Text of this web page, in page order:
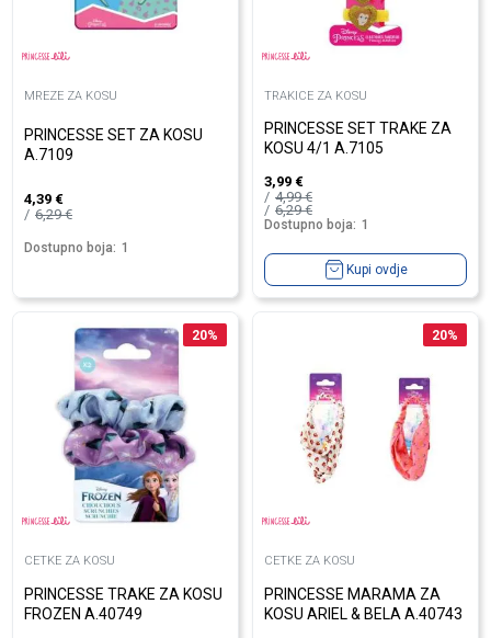
MREZE ZA KOSU
PRINCESSE SET ZA KOSU
A.7109
4,39 €
6,29€
Dostupno boja: 1
TRAKICE ZA KOSU
PRINCESSE SET TRAKE ZA
KOSU 4/1 A.7105
3,99 €
4,99€
6,29€
Dostupno boja: 1
Kupi ovdje
20%
CETKE ZA KOSU
PRINCESSE TRAKE ZA KOSU
FROZEN A.40749
20%
CETKE ZA KOSU
PRINCESSE MARAMA ZA
KOSU ARIEL & BELA A.40743